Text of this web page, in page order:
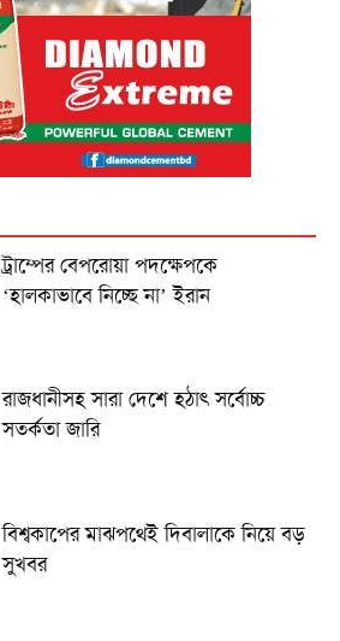
ট্রাম্পের বেপরোয়া পদক্ষেপকে
‘হালকাভাবে নিচ্ছে না’ ইরান
রাজধানীসহ সারা দেশে হঠাৎ সর্বোচ্চ
সতর্কতা জা‌রি
বিশ্বকাপের মাঝপথেই দিবালাকে নিয়ে বড়
সুখবর